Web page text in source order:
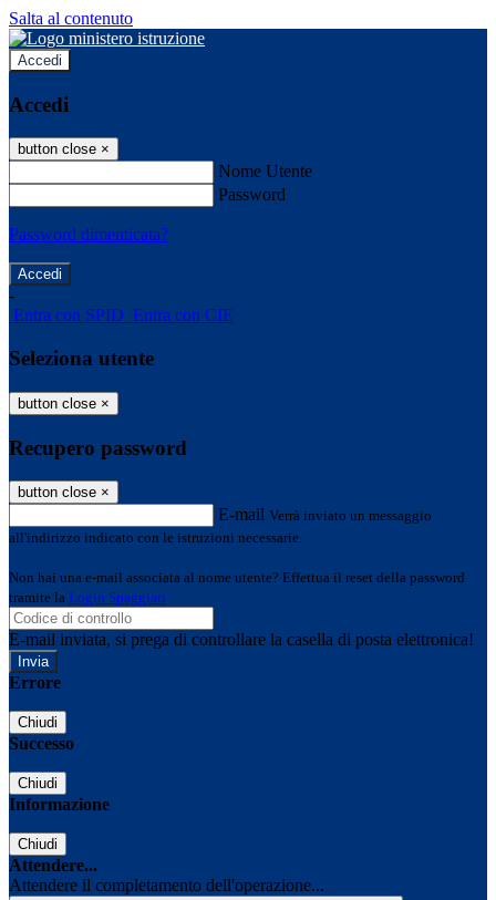
Salta al contenuto
Accedi
Accedi
button close ×
Nome Utente
Password
Password dimenticata?
-
Entra con SPID Entra con CIE
Seleziona utente
button close ×
Recupero password
button close ×
E-mail Verrà inviato un messaggio
all'indirizzo indicato con le istruzioni necessarie.
Non hai una e-mail associata al nome utente? Effettua il reset della password
tramite la Login Spaggiari
E-mail inviata, si prega di controllare la casella di posta elettronica!
Errore
Chiudi
Successo
Chiudi
Informazione
Chiudi
Attendere...
Attendere il completamento dell'operazione...